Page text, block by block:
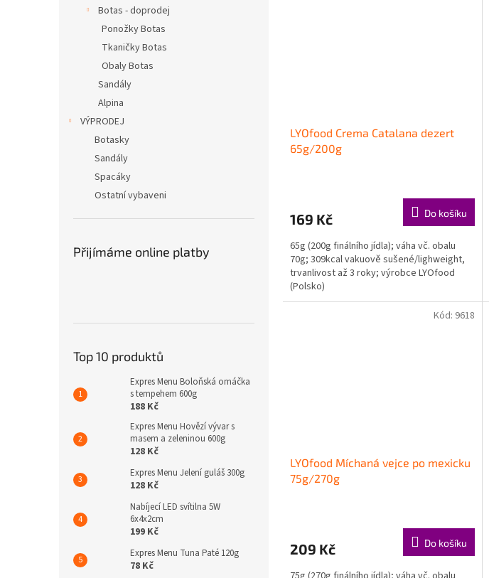
Botas - doprodej
Ponožky Botas
Tkaničky Botas
Obaly Botas
Sandály
Alpina
VÝPRODEJ
Botasky
Sandály
Spacáky
Ostatní vybaveni
Přijímáme online platby
Top 10 produktů
Expres Menu Boloňská omáčka
s tempehem 600g
188 Kč
Expres Menu Hovězí vývar s
masem a zeleninou 600g
128 Kč
Expres Menu Jelení guláš 300g
128 Kč
Nabíjecí LED svítilna 5W
6x4x2cm
199 Kč
Expres Menu Tuna Paté 120g
78 Kč
LYOfood Crema Catalana dezert
65g/200g
169 Kč Do košíku
65g (200g finálního jídla); váha vč. obalu
70g; 309kcal vakuově sušené/lighweight,
trvanlivost až 3 roky; výrobce LYOfood
(Polsko)
LYOfood Míchaná vejce po mexicku
75g/270g
209 Kč Do košíku
Kód: 9618